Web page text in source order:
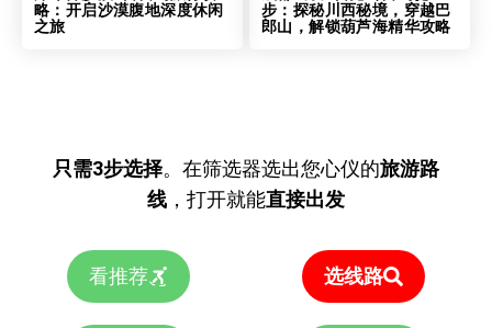
略：开启沙漠腹地深度休闲
之旅
步：探秘川西秘境，穿越巴
郎山，解锁葫芦海精华攻略
只需3步选择。在筛选器选出您心仪的旅游路
线 ，打开就能直接出发
看推荐 选线路